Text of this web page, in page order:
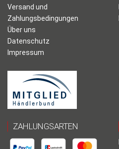
Versand und
Zahlungsbedingungen
Über uns
Datenschutz
Impressum
ZAHLUNGSARTEN